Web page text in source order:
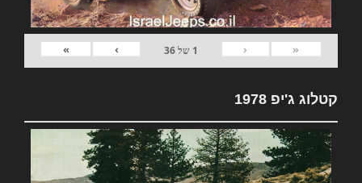
«
‹
1 של36
›
»
קטלוג ג'יפ 1978